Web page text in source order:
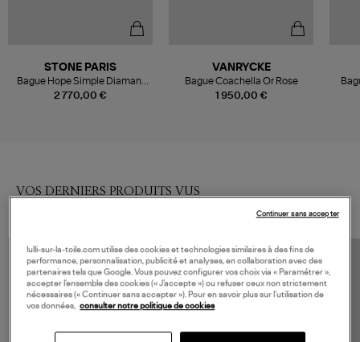
2 770,00 €
STONE PARIS
Bague Hope Simple Diamant
Emeraude Or Jaune
1 950,00 €
VANRYCKE
Bague Coachella Or Rose
VOS DERNIERS PRODUITS VUS
lulli-sur-la-toile.com utilise des cookies et technologies similaires à des fins de
performance, personnalisation, publicité et analyses, en collaboration avec des
partenaires tels que Google. Vous pouvez configurer vos choix via « Paramétrer »,
accepter l’ensemble des cookies (« J’accepte ») ou refuser ceux non strictement
nécessaires (« Continuer sans accepter »). Pour en savoir plus sur l’utilisation de
vos données, consulter notre politique de cookies
Continuer sans accepter